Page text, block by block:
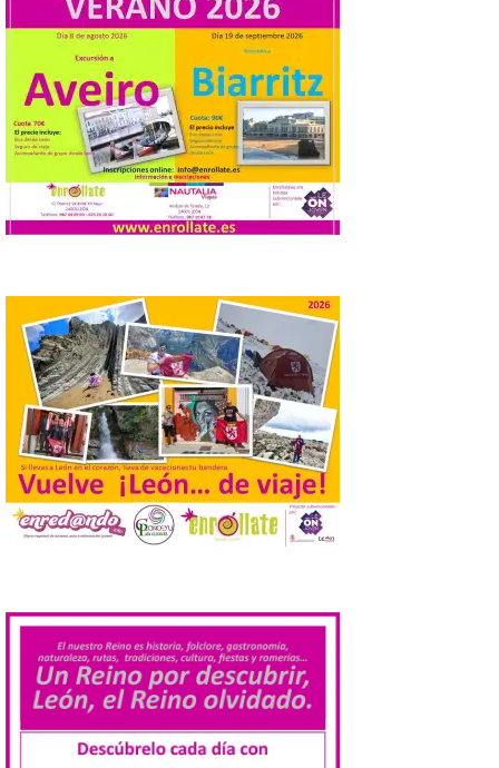
8 Ago 2026
Una de las novedades de
esta edición de la Batalla
de Villadangos es el plato
principal del Menú, un
cordero asado al fuego y
las brasas in situ durante 5 horas. . Los
días 7, 8 y 9 de este […]
Vuelve la tradicional Feria
7 Ago 2026
Tendrá lugar el 9 de
agosto en los aledaños del
monasterio cisterciense
de Santa María la Real de
Gradefes. Una cita
imprescindible para disfrutar de los
mejores dulces conventuales, tradición,
cultura y un ambiente único. El
Ayuntamiento de Gradefes, intentando
[…]
de León de…viaje nos llega
desde la sede del
Parlamento Europeo en
Estrasburgo.
7 Ago 2026
Nueva edición de León